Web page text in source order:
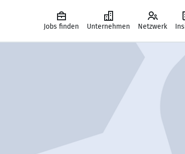
Jobs finden Unternehmen Netzwerk